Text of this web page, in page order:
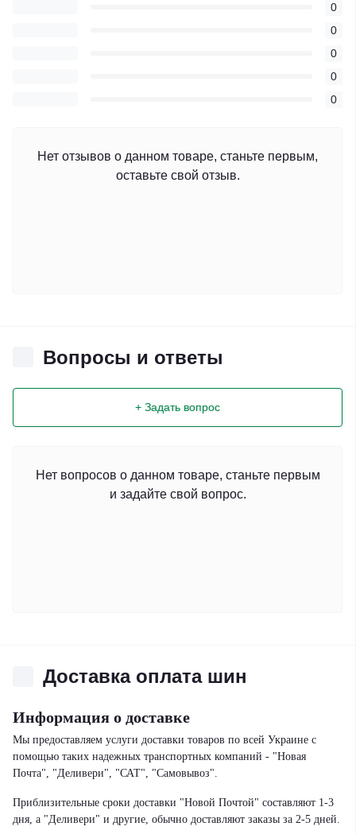
0
0
0
0
0
Нет отзывов о данном товаре, станьте первым,
оставьте свой отзыв.
Вопросы и ответы
+ Задать вопрос
Нет вопросов о данном товаре, станьте первым
и задайте свой вопрос.
Доставка оплата шин
Информация о доставке
Мы предоставляем услуги доставки товаров по всей Украине с
помощью таких надежных транспортных компаний - "Новая
Почта", "Деливери", "САТ", "Самовывоз".
Приблизительные сроки доставки "Новой Почтой" составляют 1-3
дня, а "Деливери" и другие, обычно доставляют заказы за 2-5 дней.